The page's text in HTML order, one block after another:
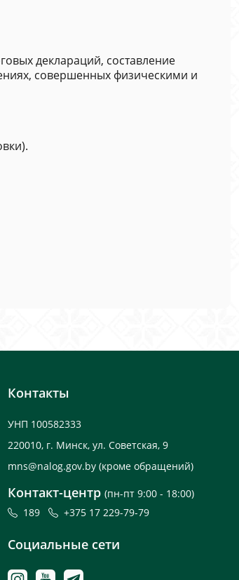
деклараций, составление
совершенных физическими и
Контакты
УНП 100582333
220010, г. Минск, ул. Советская, 9
mns@nalog.gov.by (кроме обращений)
Контакт-центр (пн-пт 9:00 - 18:00)
189
+375 17 229-79-79
Социальные сети